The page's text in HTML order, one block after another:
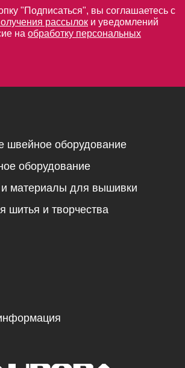
"Подписаться", вы соглашаетесь с
рассылок и уведомлений
на обработку персональных
оборудование
оборудование
материалы для вышивки
шитья и творчества